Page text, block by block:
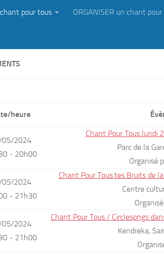
pour tous ORGANISER un chant
heure
05/2024
- 20h00
Chant Pour Tous lundi
Parc de la
Organisé
05/2024
- 21h30
Chant Pour Tous.tes Bruits de
Centre
05/2024
- 21h00
Chant Pour Tous / Circlesongs
Kendreka,